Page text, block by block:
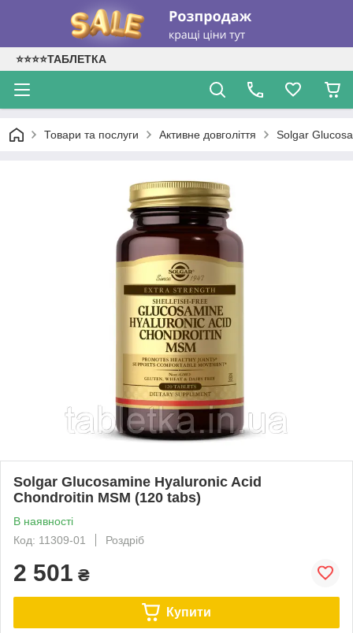
⭐⭐⭐⭐ТАБЛЕТКА
Товари та послуги Активне довголіття Solgar
Solgar Glucosamine Hyaluronic Acid
Chondroitin MSM (120 tabs)
В наявності
Код: 11309-01
Роздріб
2 501 ₴
Купити